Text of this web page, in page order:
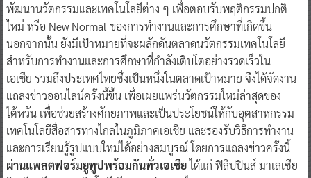
พัฒนานวัตกรรมและเทคโนโลยีต่าง ๆ เพื่อตอบรับพฤติกรรมปกติ
ใหม่ หรือ New Normal ของการทำงานและการศึกษาที่เกิดขึ้น
นอกจากนั้น ยังมีเป้าหมายที่จะผลักดันตลาดนวัตกรรมเทคโนโลยี
สำหรับการทำงานและการศึกษาที่กำลังเติบโตอย่างรวดเร็วใน
เอเชีย รวมถึงประเทศไทยซึ่งเป็นหนึ่งในตลาดเป้าหมาย จึงได้จัดงาน
แถลงข่าวออนไลน์ครั้งนี้ขึ้น เพื่อเผยแพร่นวัตกรรมใหม่ล่าสุดของ
ไต้หวัน เพื่อช่วยสร้างศักยภาพและเป็นประโยชน์ให้กับอุตสาหกรรม
เทคโนโลยีสื่อสารทางไกลในภูมิภาคเอเชีย และรองรับวิธีการทำงาน
และการเรียนรู้รูปแบบใหม่ได้อย่างสมบูรณ์ โดยการแถลงข่าวครั้งนี้
ผ่านแพลตฟอร์มยูทูปพร้อมกันทั่วเอเชียได้แก่ ฟิลิปปินส์ มาเลเซีย